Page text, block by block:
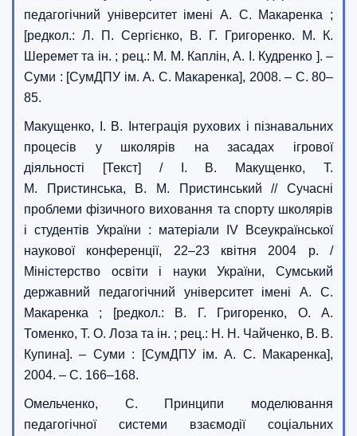
педагогічний університет імені А. С. Макаренка ;
[редкол.: Л. П. Сергієнко, В. Г. Григоренко. М. К.
Шеремет та ін. ; рец.: М. М. Каплін, А. І. Кудренко ]. –
Суми : [СумДПУ ім. А. С. Макаренка], 2008. – С. 80–
85.
Макущенко, І. В. Інтеграція рухових і пізнавальних
процесів у школярів на засадах ігрової
діяльності [Текст] / І. В. Макущенко, Т.
М. Пристинська, В. М. Пристинський // Сучасні
проблеми фізичного виховання та спорту школярів
і студентів України : матеріали IV Всеукраїнської
наукової конференції, 22–23 квітня 2004 р. /
Міністерство освіти і науки України, Сумський
державний педагогічний університет імені А. С.
Макаренка ; [редкол.: В. Г. Григоренко, О. А.
Томенко, Т. О. Лоза та ін. ; рец.: Н. Н. Чайченко, В. В.
Купина]. – Суми : [СумДПУ ім. А. С. Макаренка],
2004. – С. 166–168.
Омельченко, С. Принципи моделювання
педагогічної системи взаємодії соціальних